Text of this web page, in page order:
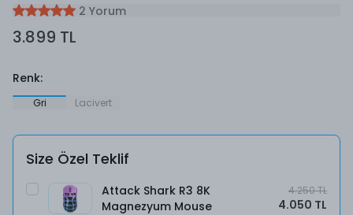
2 Yorum
3.899 TL
Renk:
Gri Lacivert
Size Özel Teklif
Attack Shark R3 8K
Magnezyum Mouse
4.250 TL
4.050 TL